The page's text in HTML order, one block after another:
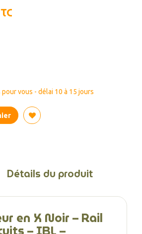
vous - délai 10 à 15 jours
Détails du produit
en X Noir – Rail